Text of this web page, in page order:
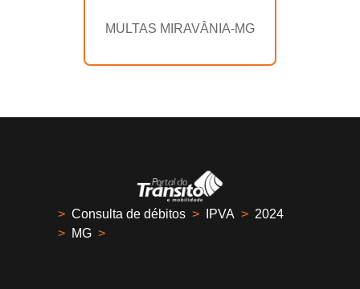
MULTAS MIRAVÂNIA-MG
> Consulta de débitos > IPVA > 2024
> MG >